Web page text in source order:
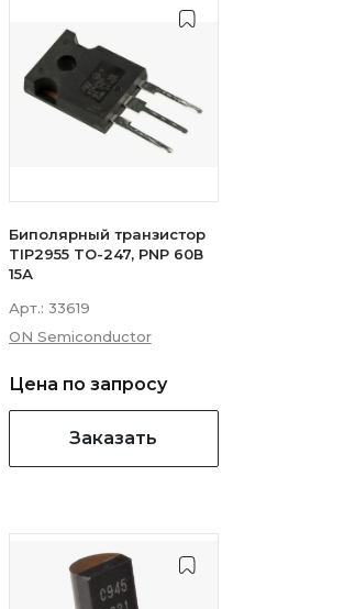
Биполярный транзистор
TIP2955 TO-247, PNP 60В
15А
Арт.: 33619
ON Semiconductor
Цена по запросу
Заказать